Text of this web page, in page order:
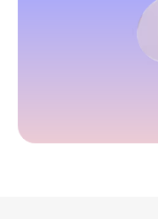
возможно по
городах
24:00 по МСК.
ваш номер